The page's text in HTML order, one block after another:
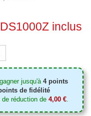
inclus
jusqu'à4points
de fidélité
réduction de 4,00 €.